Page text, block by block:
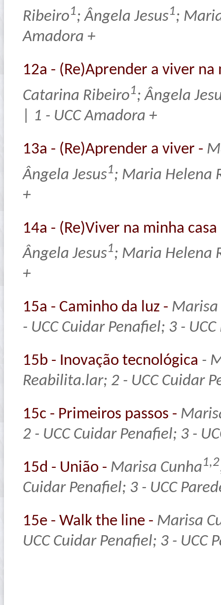
Ribeiro1; Ângela Jesus1;
Amadora +
12a - (Re)Aprender a viver
Catarina Ribeiro1; Ângela
| 1 - UCC Amadora +
13a - (Re)Aprender a viver -
Ângela Jesus1; Maria Helena
+
14a - (Re)Viver na minha
Ângela Jesus1; Maria Helena
+
15a - Caminho da luz - Marisa
- UCC Cuidar Penafiel; 3 -
15b - Inovação tecnológica -
Reabilita.lar; 2 - UCC Cuidar
15c - Primeiros passos -
2 - UCC Cuidar Penafiel; 3 -
15d - União - Marisa Cunha1,2
Cuidar Penafiel; 3 - UCC
15e - Walk the line - Marisa
UCC Cuidar Penafiel; 3 - UCC